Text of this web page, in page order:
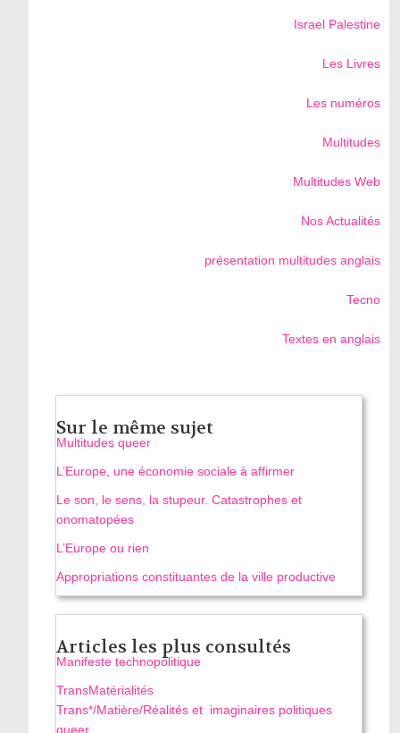
Israel Palestine
Les Livres
Les numéros
Multitudes
Multitudes Web
Nos Actualités
présentation multitudes anglais
Tecno
Textes en anglais
Sur le même sujet
Multitudes queer
L’Europe, une économie sociale à affirmer
Le son, le sens, la stupeur. Catastrophes et
onomatopées
L’Europe ou rien
Appropriations constituantes de la ville productive
Articles les plus consultés
Manifeste technopolitique
TransMatérialités
Trans*/Matière/Réalités et imaginaires politiques
queer